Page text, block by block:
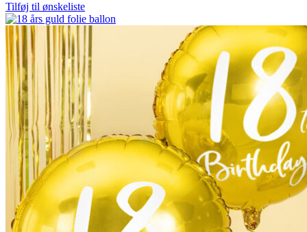
Tilføj til ønskeliste